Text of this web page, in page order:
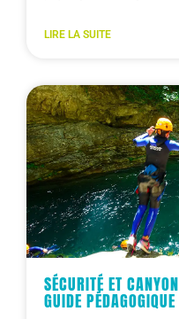
LIRE LA SUITE
SÉCURITÉ ET
GUIDE